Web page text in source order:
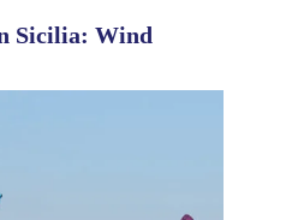
Sicilia: Wind